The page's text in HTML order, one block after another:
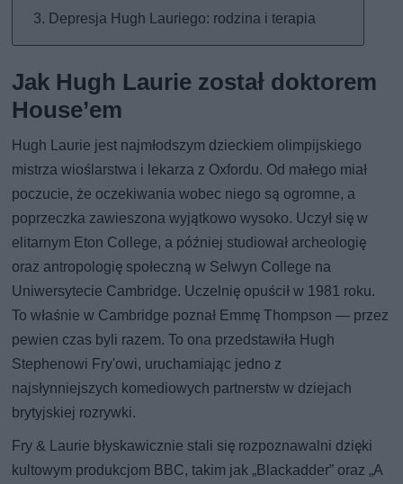
Depresja Hugh Lauriego: rodzina i terapia
Jak Hugh Laurie został doktorem
House’em
Hugh Laurie jest najmłodszym dzieckiem olimpijskiego
mistrza wioślarstwa i lekarza z Oxfordu. Od małego miał
poczucie, że oczekiwania wobec niego są ogromne, a
poprzeczka zawieszona wyjątkowo wysoko. Uczył się w
elitarnym Eton College, a później studiował archeologię
oraz antropologię społeczną w Selwyn College na
Uniwersytecie Cambridge. Uczelnię opuścił w 1981 roku.
To właśnie w Cambridge poznał Emmę Thompson — przez
pewien czas byli razem. To ona przedstawiła Hugh
Stephenowi Fry'owi, uruchamiając jedno z
najsłynniejszych komediowych partnerstw w dziejach
brytyjskiej rozrywki.
Fry & Laurie błyskawicznie stali się rozpoznawalni dzięki
kultowym produkcjom BBC, takim jak „Blackadder” oraz „A